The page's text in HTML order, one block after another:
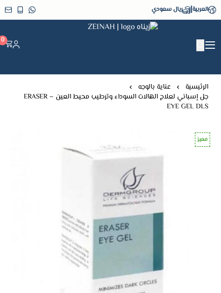
العربية| ريال سعودي
زيناه ZEINAH
0
الرئيسية
عناية بالوجه
جل إسباني لعلاج الهالات السوداء وترطيب محيط العين – ERASER
EYE GEL DLS
مميز